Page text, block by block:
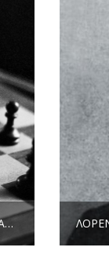
ΙΩΣΉΦ ΛΙΜΠΕΡΆΛΗΣ: ΜΟΥΣΙΚΌΣ ΚΑΙ ΣΥΝΘΈΤΗΣ ΣΚΑΚΙΣΤΙΚΏΝ ΠΡΟΒΛΗΜΆΤΩΝ ✽ ΣΠΎΡΟΣ ΙΛΑΝΤΖΉΣ